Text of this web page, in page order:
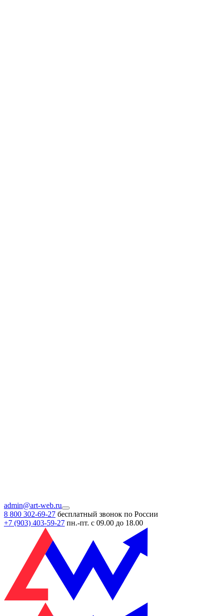
admin@art-web.ru
8 800 302-69-27 бесплатный звонок по России
+7 (903) 403-59-27 пн.-пт. с 09.00 до 18.00